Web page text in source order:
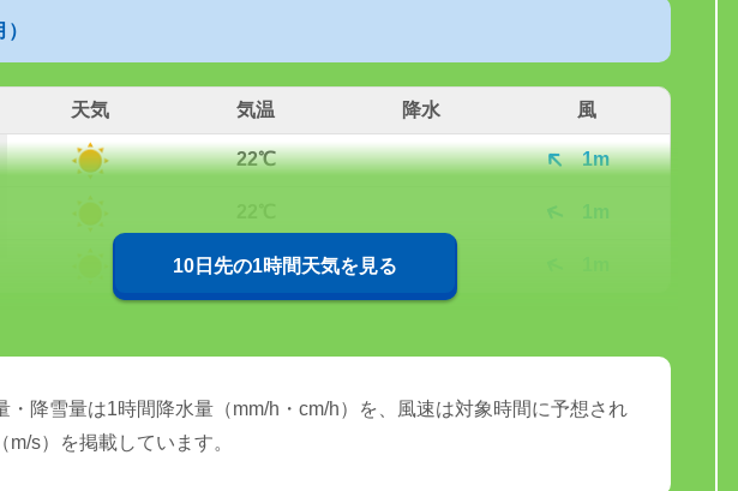
）
天気 気温 降水 風
22℃ 1m
1m
21℃
10日先の1時間天気を見る
・降雪量は1時間降水量（mm/h・cm/h）を、風速は対象時間に予想され
m/s）を掲載しています。